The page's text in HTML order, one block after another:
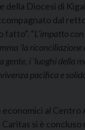
Diocesi di
dal
fatto”. “L’impatto
‘la
i ‘luoghi
pacifica e
al
si è